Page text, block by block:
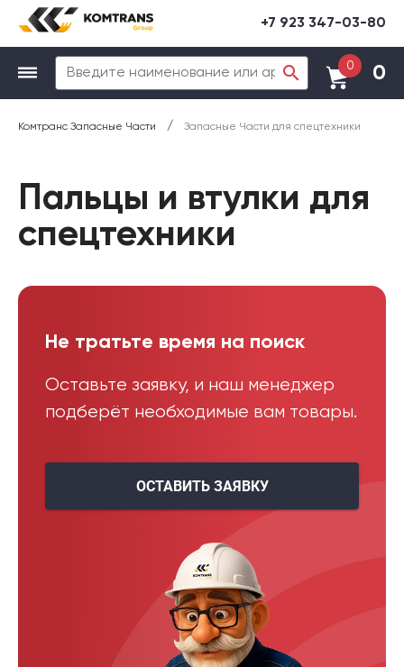
+7 923 347-03-80
0 0
Комтранс Запасные Части / Запасные Части для спецтехники
Пальцы и втулки для
спецтехники
Не тратьте время на поиск
Оставьте заявку, и наш менеджер
подберёт необходимые вам товары.
ОСТАВИТЬ ЗАЯВКУ